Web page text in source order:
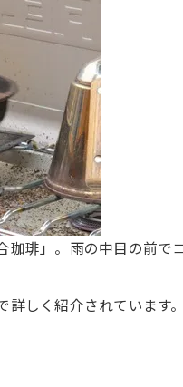
珈琲」。雨の中目の前で
しく紹介されています